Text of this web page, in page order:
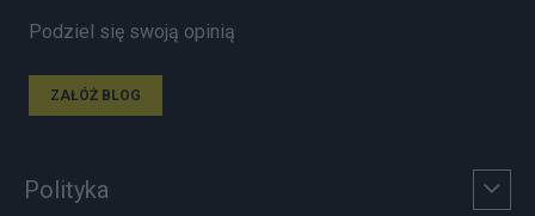
Podziel się swoją opinią
ZAŁÓŻ BLOG
Polityka